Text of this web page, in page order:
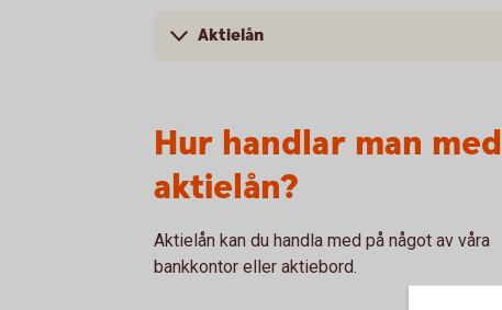
Aktielån
Hur handlar man med
aktielån?
Aktielån kan du handla med på något av våra
bankkontor eller aktiebord.